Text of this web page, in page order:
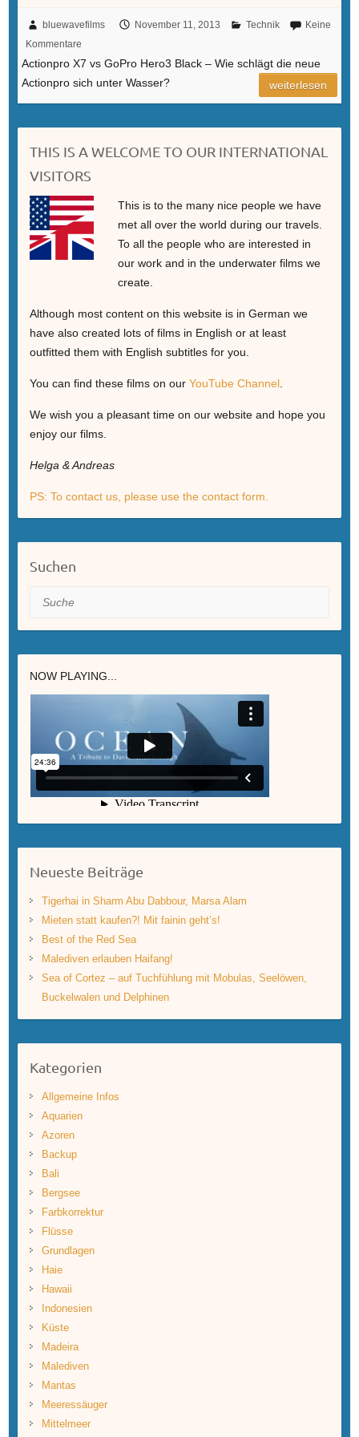
bluewavefilms November 11, 2013 Technik
Keine
Kommentare
Actionpro X7 vs GoPro Hero3 Black – Wie schlägt die neue
Actionpro sich unter Wasser?
weiterlesen
THIS IS A WELCOME TO OUR INTERNATIONAL
VISITORS
This is to the many nice people we have
met all over the world during our travels.
To all the people who are interested in
our work and in the underwater films we
create.
Although most content on this website is in German we
have also created lots of films in English or at least
outfitted them with English subtitles for you.
You can find these films on our YouTube Channel.
We wish you a pleasant time on our website and hope you
enjoy our films.
Helga & Andreas
PS: To contact us, please use the contact form.
Suchen
Suche
NOW PLAYING...
Neueste Beiträge
Tigerhai in Sharm Abu Dabbour, Marsa Alam
Mieten statt kaufen?! Mit fainin geht’s!
Best of the Red Sea
Malediven erlauben Haifang!
Sea of Cortez – auf Tuchfühlung mit Mobulas, Seelöwen,
Buckelwalen und Delphinen
Kategorien
Allgemeine Infos
Aquarien
Azoren
Backup
Bali
Bergsee
Farbkorrektur
Flüsse
Grundlagen
Haie
Hawaii
Indonesien
Küste
Madeira
Malediven
Mantas
Meeressäuger
Mittelmeer